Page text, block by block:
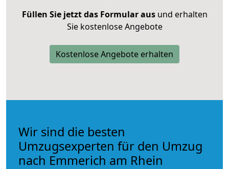
Füllen Sie jetzt das Formular ausund erhalten
Sie kostenlose Angebote
Kostenlose Angebote erhalten
Wir sind die besten
Umzugsexperten für den Umzug
nach Emmerich am Rhein